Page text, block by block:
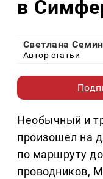
в
Светлана
Автор статьи
Необычный и
произошел на
по маршруту
проводников,